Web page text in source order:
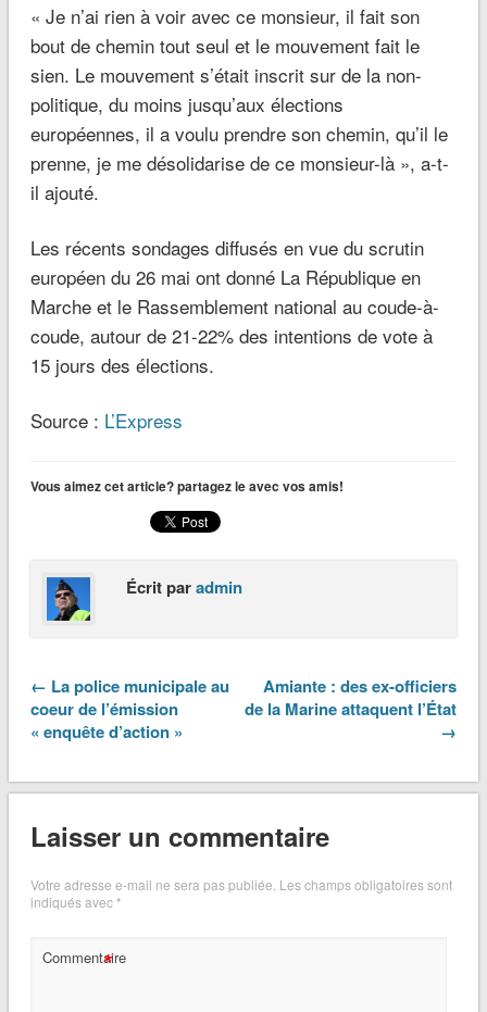
« Je n’ai rien à voir avec ce monsieur, il fait son
bout de chemin tout seul et le mouvement fait le
sien. Le mouvement s’était inscrit sur de la non-
politique, du moins jusqu’aux élections
européennes, il a voulu prendre son chemin, qu’il le
prenne, je me désolidarise de ce monsieur-là », a-t-
il ajouté.
Les récents sondages diffusés en vue du scrutin
européen du 26 mai ont donné La République en
Marche et le Rassemblement national au coude-à-
coude, autour de 21-22% des intentions de vote à
15 jours des élections.
Source : L’Express
Vous aimez cet article? partagez le avec vos amis!
Écrit paradmin
← La police municipale au
coeur de l’émission
« enquête d’action »
Amiante : des ex-officiers
de la Marine attaquent l’État
→
Laisser un commentaire
Votre adresse e-mail ne sera pas publiée. Les champs obligatoires sont
indiqués avec*
Commentaire
*